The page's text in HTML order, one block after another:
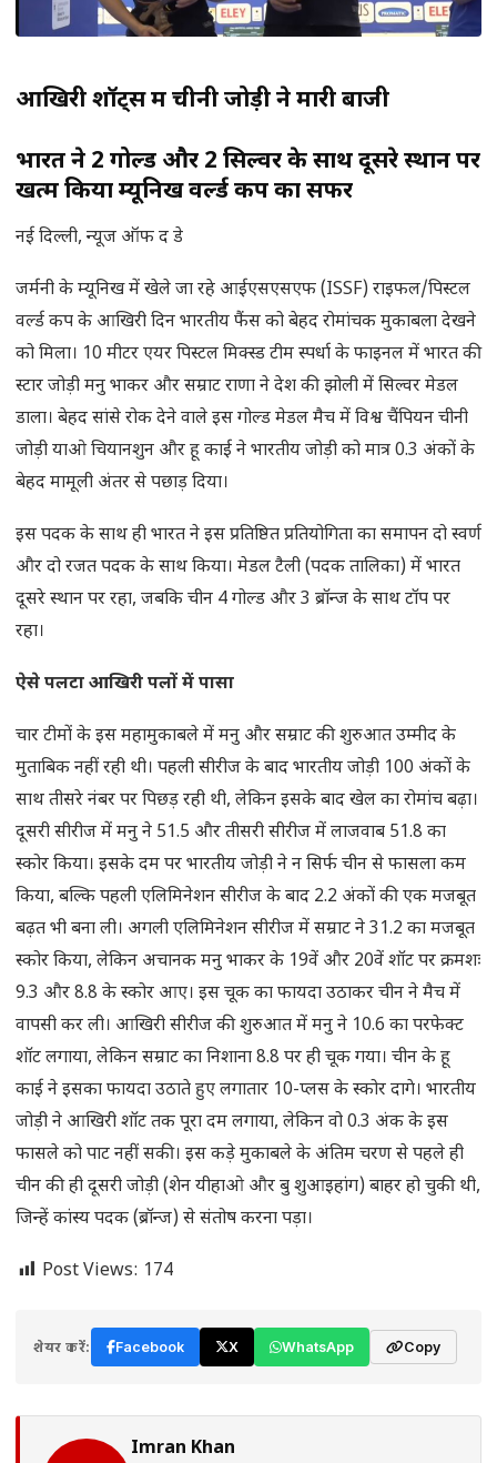
आखिरी शॉट्स में चीनी जोड़ी ने मारी बाजी
भारत ने 2 गोल्ड और 2 सिल्वर के साथ दूसरे स्थान पर
खत्म किया म्यूनिख वर्ल्ड कप का सफर
नई दिल्ली, न्यूज ऑफ द डे
जर्मनी के म्यूनिख में खेले जा रहे आईएसएसएफ (ISSF) राइफल/पिस्टल
वर्ल्ड कप के आखिरी दिन भारतीय फैंस को बेहद रोमांचक मुकाबला देखने
को मिला। 10 मीटर एयर पिस्टल मिक्स्ड टीम स्पर्धा के फाइनल में भारत की
स्टार जोड़ी मनु भाकर और सम्राट राणा ने देश की झोली में सिल्वर मेडल
डाला। बेहद सांसे रोक देने वाले इस गोल्ड मेडल मैच में विश्व चैंपियन चीनी
जोड़ी याओ चियानशुन और हू काई ने भारतीय जोड़ी को मात्र 0.3 अंकों के
बेहद मामूली अंतर से पछाड़ दिया।
इस पदक के साथ ही भारत ने इस प्रतिष्ठित प्रतियोगिता का समापन दो स्वर्ण
और दो रजत पदक के साथ किया। मेडल टैली (पदक तालिका) में भारत
दूसरे स्थान पर रहा, जबकि चीन 4 गोल्ड और 3 ब्रॉन्ज के साथ टॉप पर
रहा।
ऐसे पलटा आखिरी पलों में पासा
चार टीमों के इस महामुकाबले में मनु और सम्राट की शुरुआत उम्मीद के
मुताबिक नहीं रही थी। पहली सीरीज के बाद भारतीय जोड़ी 100 अंकों के
साथ तीसरे नंबर पर पिछड़ रही थी, लेकिन इसके बाद खेल का रोमांच बढ़ा।
दूसरी सीरीज में मनु ने 51.5 और तीसरी सीरीज में लाजवाब 51.8 का
स्कोर किया। इसके दम पर भारतीय जोड़ी ने न सिर्फ चीन से फासला कम
किया, बल्कि पहली एलिमिनेशन सीरीज के बाद 2.2 अंकों की एक मजबूत
बढ़त भी बना ली। अगली एलिमिनेशन सीरीज में सम्राट ने 31.2 का मजबूत
स्कोर किया, लेकिन अचानक मनु भाकर के 19वें और 20वें शॉट पर क्रमशः
9.3 और 8.8 के स्कोर आए। इस चूक का फायदा उठाकर चीन ने मैच में
वापसी कर ली। आखिरी सीरीज की शुरुआत में मनु ने 10.6 का परफेक्ट
शॉट लगाया, लेकिन सम्राट का निशाना 8.8 पर ही चूक गया। चीन के हू
काई ने इसका फायदा उठाते हुए लगातार 10-प्लस के स्कोर दागे। भारतीय
जोड़ी ने आखिरी शॉट तक पूरा दम लगाया, लेकिन वो 0.3 अंक के इस
फासले को पाट नहीं सकी। इस कड़े मुकाबले के अंतिम चरण से पहले ही
चीन की ही दूसरी जोड़ी (शेन यीहाओ और बु शुआइहांग) बाहर हो चुकी थी,
जिन्हें कांस्य पदक (ब्रॉन्ज) से संतोष करना पड़ा।
Post Views: 174
शेयर करें: Facebook X WhatsApp Copy
Imran Khan